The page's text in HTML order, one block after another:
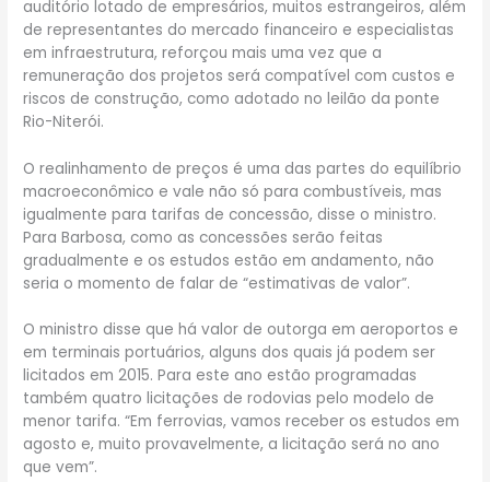
auditório lotado de empresários, muitos estrangeiros, além
de representantes do mercado financeiro e especialistas
em infraestrutura, reforçou mais uma vez que a
remuneração dos projetos será compatível com custos e
riscos de construção, como adotado no leilão da ponte
Rio-Niterói.
O realinhamento de preços é uma das partes do equilíbrio
macroeconômico e vale não só para combustíveis, mas
igualmente para tarifas de concessão, disse o ministro.
Para Barbosa, como as concessões serão feitas
gradualmente e os estudos estão em andamento, não
seria o momento de falar de “estimativas de valor”.
O ministro disse que há valor de outorga em aeroportos e
em terminais portuários, alguns dos quais já podem ser
licitados em 2015. Para este ano estão programadas
também quatro licitações de rodovias pelo modelo de
menor tarifa. “Em ferrovias, vamos receber os estudos em
agosto e, muito provavelmente, a licitação será no ano
que vem”.